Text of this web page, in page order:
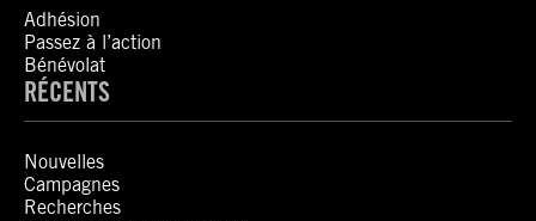
Adhésion
Passez à l’action
Bénévolat
RÉCENTS
Nouvelles
Campagnes
Recherches